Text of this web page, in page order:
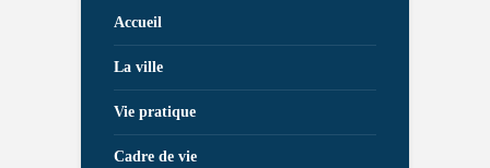
Accueil
La ville
Vie pratique
Cadre de vie